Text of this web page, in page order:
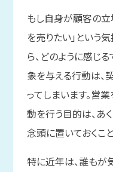
もし自身が顧客の立
を売りたい」という
ら、どのように感じ
象を与える行動は、
ってしまいます。営
動を行う目的は、あ
念頭に置いておくこ
特に近年は、誰もが